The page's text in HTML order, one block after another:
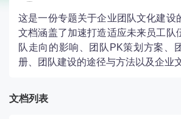
这是一份专题关于企业团队文化建设
文档涵盖了加速打造适应未来员工队
队走向的影响、团队PK策划方案、
册、团队建设的途径与方法以及企业
文档列表